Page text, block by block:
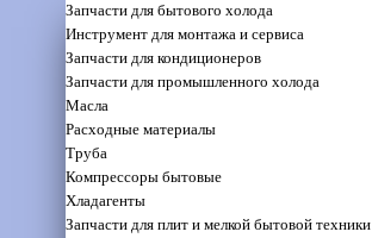
Запчасти для бытового холода
Инструмент для монтажа и сервиса
Запчасти для кондиционеров
Запчасти для промышленного холода
Масла
Расходные материалы
Труба
Компрессоры бытовые
Хладагенты
Запчасти для плит и мелкой бытовой техники